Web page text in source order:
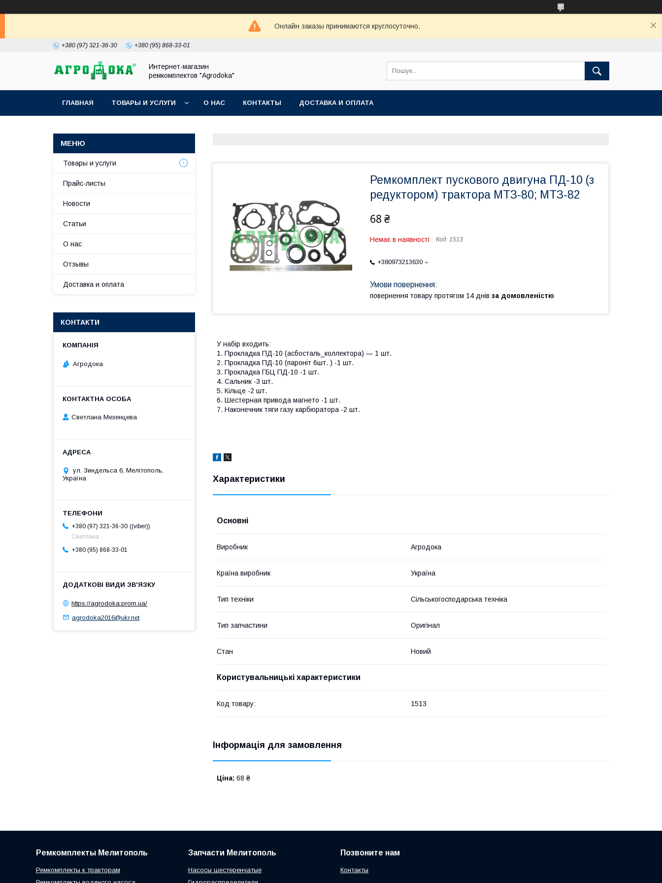
Онлайн заказы принимаются круглосуточно.
+380 (97) 321-36-30 +380 (95) 868-33-01
Интернет-магазин
ремкомплектов "Agrodoka"
ГЛАВНАЯ ТОВАРЫ И УСЛУГИ О НАС КОНТАКТЫ ДОСТАВКА И ОПЛАТА
Ремкомплект пускового двигуна ПД-10 (з
редуктором) трактора МТЗ-80; МТЗ-82
68 ₴
Немає в наявності Код: 1513
+380973213630
повернення товару протягом 14 днів за домовленістю
У набір входить:
1. Прокладка ПД-10 (асбосталь_коллектора) — 1 шт.
2. Прокладка ПД-10 (пароніт 6шт. ) -1 шт.
3. Прокладка ГБЦ ПД-10 -1 шт.
4. Сальник -3 шт.
5. Кільце -2 шт.
6. Шестерная привода магнето -1 шт.
7. Наконечник тяги газу карбюратора -2 шт.
Характеристики
Основні
Виробник Агродока
Країна виробник Україна
Тип техніки Сільськогосподарська техніка
Тип запчастини Оригінал
Стан Новий
Користувальницькі характеристики
Код товару: 1513
Інформація для замовлення
Ціна: 68 ₴
Товары и услуги
Прайс-листы
Новости
Статьи
О нас
Отзывы
Доставка и оплата
КОНТАКТИ
Агродока
Светлана Мезенцева
ул. Зиндельса 6, Мелітополь,
Україна
+380 (97) 321-36-30
(viber)
Светлана
+380 (95) 868-33-01
https://agrodoka.prom.ua/
agrodoka2016@ukr.net
Ремкомплекты Мелитополь
Ремкомплекты к тракторам
Запчасти Мелитополь
Насосы шестеренчатые
Позвоните нам
Контакты